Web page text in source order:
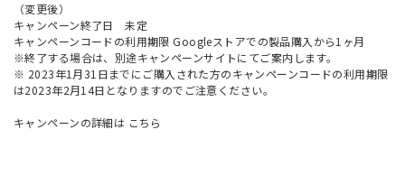
（変更後）
キャンペーン終了日 未定
キャンペーンコードの利用期限 Googleストアでの製品購入から1ヶ月
※終了する場合は、別途キャンペーンサイトにてご案内します。
※ 2023年1月31日までにご購入された方のキャンペーンコードの利用期限
は2023年2月14日となりますのでご注意ください。
キャンペーンの詳細は こちら